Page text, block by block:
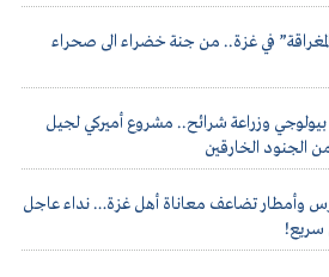
في غزة.. من جنة خضراء الى صحراء
وزراعة شرائح.. مشروع أميركي لجيل
الجنود الخارقين
وأمطار تضاعف معاناة أهل غزة… نداء عاجل
سريع!